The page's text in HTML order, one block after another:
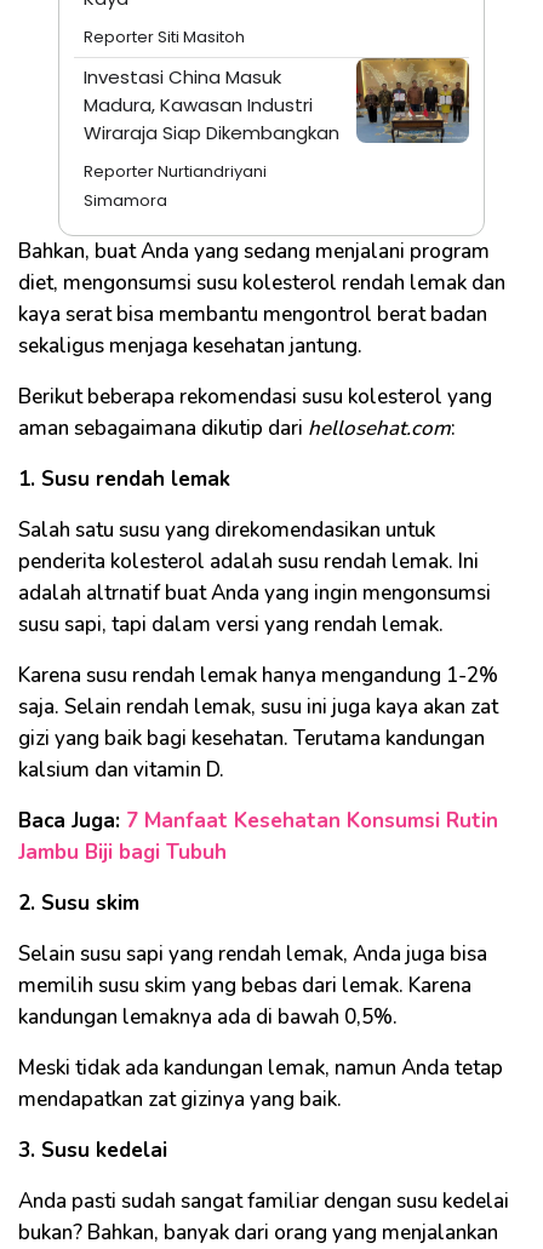
Reporter Siti Masitoh
Investasi China Masuk
Madura, Kawasan Industri
Wiraraja Siap Dikembangkan
Reporter Nurtiandriyani
Simamora
Bahkan, buat Anda yang sedang menjalani program
diet, mengonsumsi susu kolesterol rendah lemak dan
kaya serat bisa membantu mengontrol berat badan
sekaligus menjaga kesehatan jantung.
Berikut beberapa rekomendasi susu kolesterol yang
aman sebagaimana dikutip dari hellosehat.com:
1. Susu rendah lemak
Salah satu susu yang direkomendasikan untuk
penderita kolesterol adalah susu rendah lemak. Ini
adalah altrnatif buat Anda yang ingin mengonsumsi
susu sapi, tapi dalam versi yang rendah lemak.
Karena susu rendah lemak hanya mengandung 1-2%
saja. Selain rendah lemak, susu ini juga kaya akan zat
gizi yang baik bagi kesehatan. Terutama kandungan
kalsium dan vitamin D.
Baca Juga: 7 Manfaat Kesehatan Konsumsi Rutin
Jambu Biji bagi Tubuh
2. Susu skim
Selain susu sapi yang rendah lemak, Anda juga bisa
memilih susu skim yang bebas dari lemak. Karena
kandungan lemaknya ada di bawah 0,5%.
Meski tidak ada kandungan lemak, namun Anda tetap
mendapatkan zat gizinya yang baik.
3. Susu kedelai
Anda pasti sudah sangat familiar dengan susu kedelai
bukan? Bahkan, banyak dari orang yang menjalankan